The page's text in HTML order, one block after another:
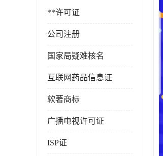
**许可证
公司注册
国家局疑难核名
互联网药品信息证
软著商标
广播电视许可证
ISP证